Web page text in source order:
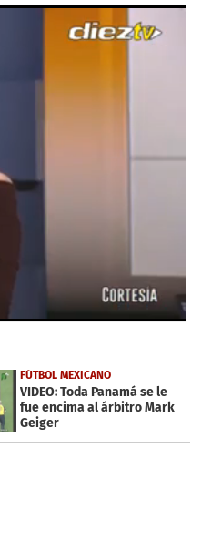
FÚTBOL MEXICANO
VIDEO: Toda Panamá se le
fue encima al árbitro Mark
Geiger